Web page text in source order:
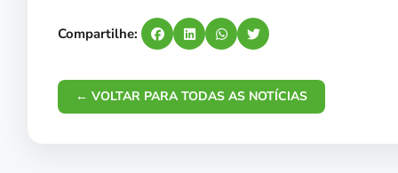
Compartilhe:
← VOLTAR PARA TODAS AS NOTÍCIAS